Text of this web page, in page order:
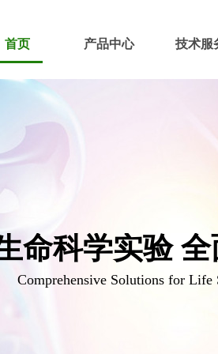
命科学实验
Comprehensive Solutions for Life
首页 产品中心 技术服